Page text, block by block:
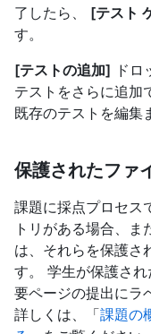
了したら、 [テスト
す。
[テストの追加] ドロ
テストをさらに追加
既存のテストを編集
保護されたファ
課題に採点プロセス
トリがある場合、
は、それらを保護さ
す。 学生が保護さ
要ページの提出にラ
詳しくは、「課題の